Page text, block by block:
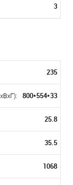
3
235
800*554*33
25.8
35.5
1068